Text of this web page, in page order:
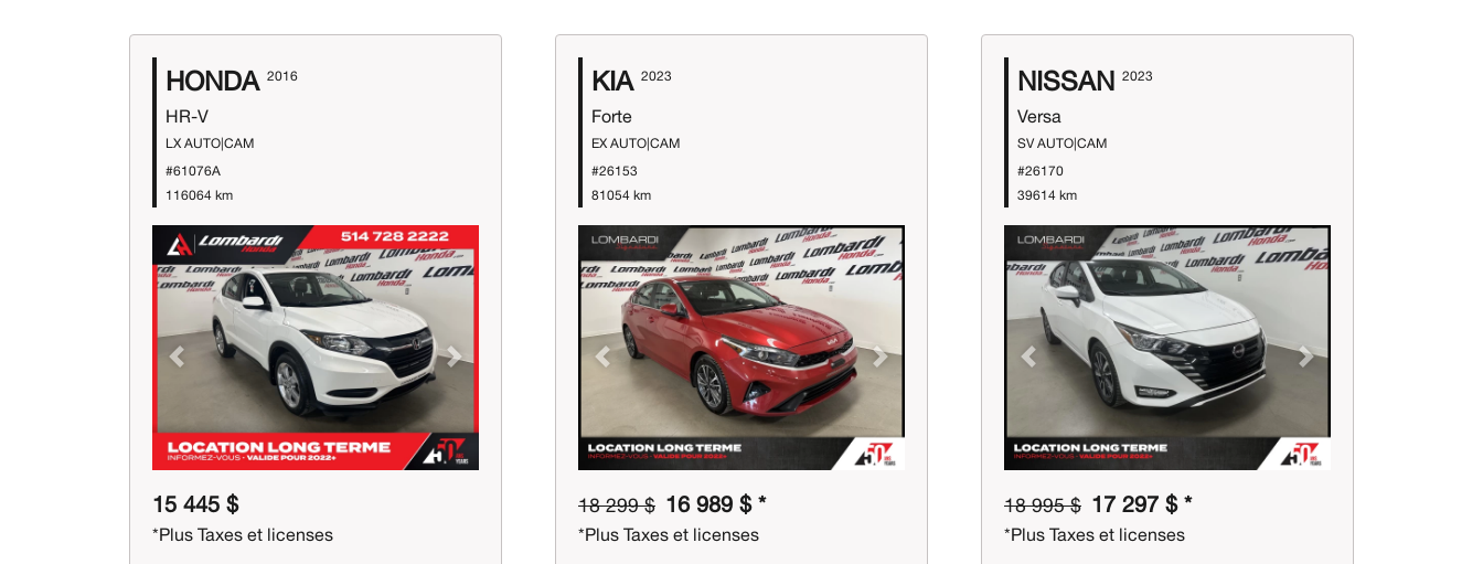
HONDA 2016
HR-V
LX AUTO|CAM
#61076A
116064 km
Previous Next
15 445 $
*Plus Taxes et licenses
KIA 2023
Forte
EX AUTO|CAM
#26153
81054 km
Previous Next
18 299 $ 16 989 $ *
*Plus Taxes et licenses
NISSAN 2023
Versa
SV AUTO|CAM
#26170
39614 km
Previous Next
18 995 $ 17 297 $ *
*Plus Taxes et licenses